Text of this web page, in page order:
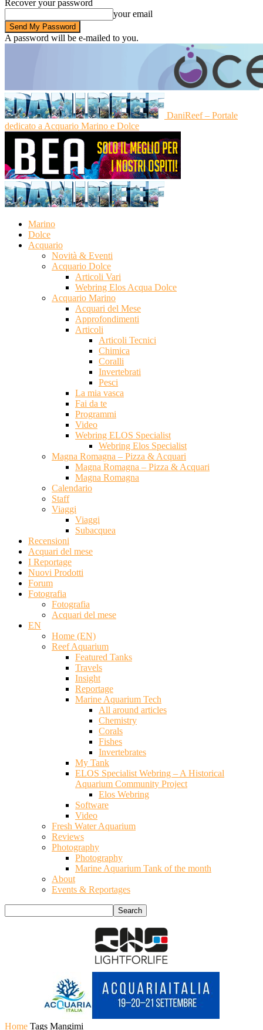
Recover your password
your email
A password will be e-mailed to you.
DaniReef – Portale
dedicato a Acquario Marino e Dolce
Marino
Dolce
Acquario
Novità & Eventi
Acquario Dolce
Articoli Vari
Webring Elos Acqua Dolce
Acquario Marino
Acquari del Mese
Approfondimenti
Articoli
Articoli Tecnici
Chimica
Coralli
Invertebrati
Pesci
La mia vasca
Fai da te
Programmi
Video
Webring ELOS Specialist
Webring Elos Specialist
Magna Romagna – Pizza & Acquari
Magna Romagna – Pizza & Acquari
Magna Romagna
Calendario
Staff
Viaggi
Viaggi
Subacquea
Recensioni
Acquari del mese
I Reportage
Nuovi Prodotti
Forum
Fotografia
Fotografia
Acquari del mese
EN
Home (EN)
Reef Aquarium
Featured Tanks
Travels
Insight
Reportage
Marine Aquarium Tech
All around articles
Chemistry
Corals
Fishes
Invertebrates
My Tank
ELOS Specialist Webring – A Historical
Aquarium Community Project
Elos Webring
Software
Video
Fresh Water Aquarium
Reviews
Photography
Photography
Marine Aquarium Tank of the month
About
Events & Reportages
Home Tags Mangimi